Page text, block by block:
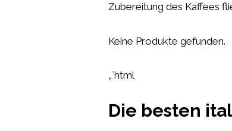
Zubereitung des Kaffees
Keine Produkte gefunden.
„`html
Die besten